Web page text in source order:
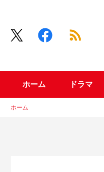
ホーム ドラマ
ホーム